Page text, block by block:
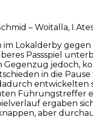
– Woitalla,
Lokalderby
Passspiel
jedoch,
in die
entwickelten
Führungstreffer
ergaben
aber